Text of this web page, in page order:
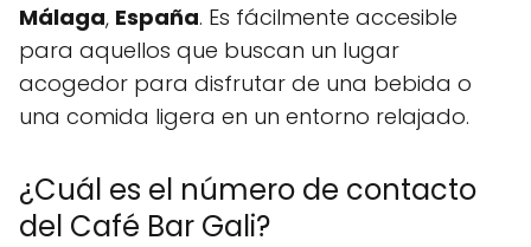
Málaga, España. Es fácilmente accesible
para aquellos que buscan un lugar
acogedor para disfrutar de una bebida o
una comida ligera en un entorno relajado.
¿Cuál es el número de contacto
del Café Bar Gali?